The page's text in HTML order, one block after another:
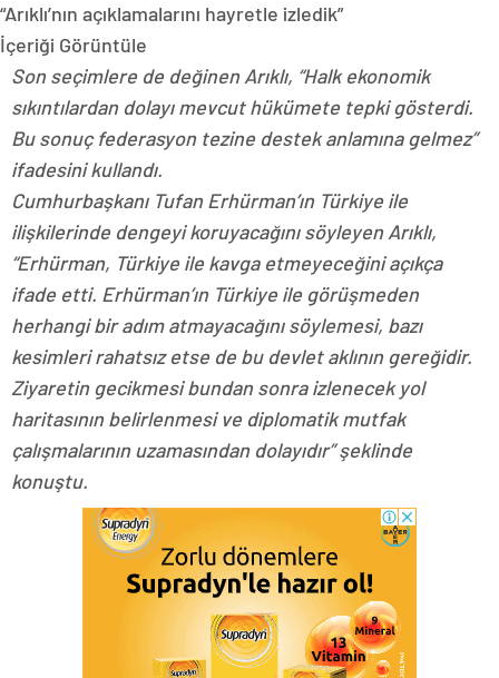
“Arıklı’nın açıklamalarını hayretle izledik”
İçeriği Görüntüle
Son seçimlere de değinen Arıklı, “Halk ekonomik
sıkıntılardan dolayı mevcut hükümete tepki gösterdi.
Bu sonuç federasyon tezine destek anlamına gelmez”
ifadesini kullandı.
Cumhurbaşkanı Tufan Erhürman’ın Türkiye ile
ilişkilerinde dengeyi koruyacağını söyleyen Arıklı,
“Erhürman, Türkiye ile kavga etmeyeceğini açıkça
ifade etti. Erhürman’ın Türkiye ile görüşmeden
herhangi bir adım atmayacağını söylemesi, bazı
kesimleri rahatsız etse de bu devlet aklının gereğidir.
Ziyaretin gecikmesi bundan sonra izlenecek yol
haritasının belirlenmesi ve diplomatik mutfak
çalışmalarının uzamasından dolayıdır” şeklinde
konuştu.